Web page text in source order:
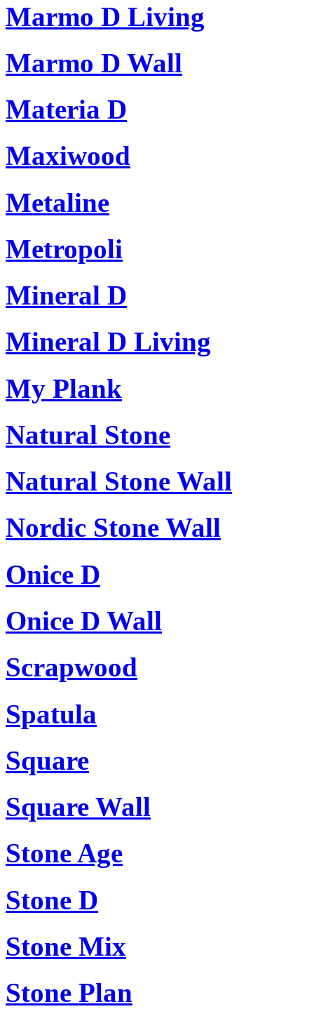
Marmo D Living
Marmo D Wall
Materia D
Maxiwood
Metaline
Metropoli
Mineral D
Mineral D Living
My Plank
Natural Stone
Natural Stone Wall
Nordic Stone Wall
Onice D
Onice D Wall
Scrapwood
Spatula
Square
Square Wall
Stone Age
Stone D
Stone Mix
Stone Plan